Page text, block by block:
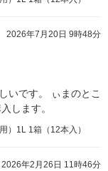
2026年7月20日 9時48分
いです。 ぃまのとこ
します。
）1L 1箱（12本入）
2026年2月26日 11時46分